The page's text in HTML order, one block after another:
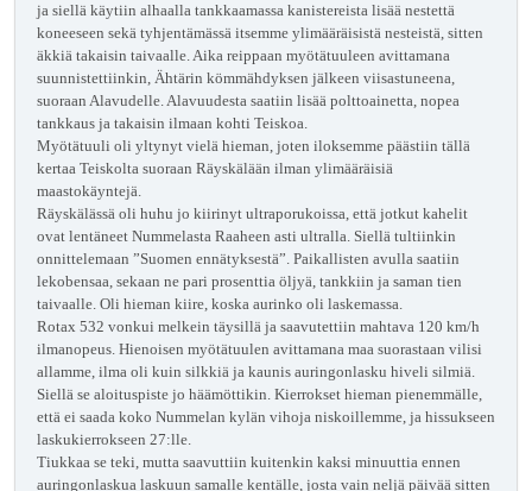
ja siellä käytiin alhaalla tankkaamassa kanistereista lisää nestettä
koneeseen sekä tyhjentämässä itsemme ylimääräisistä nesteistä, sitten
äkkiä takaisin taivaalle. Aika reippaan myötätuuleen avittamana
suunnistettiinkin, Ähtärin kömmähdyksen jälkeen viisastuneena,
suoraan Alavudelle. Alavuudesta saatiin lisää polttoainetta, nopea
tankkaus ja takaisin ilmaan kohti Teiskoa.
Myötätuuli oli yltynyt vielä hieman, joten iloksemme päästiin tällä
kertaa Teiskolta suoraan Räyskälään ilman ylimääräisiä
maastokäyntejä.
Räyskälässä oli huhu jo kiirinyt ultraporukoissa, että jotkut kahelit
ovat lentäneet Nummelasta Raaheen asti ultralla. Siellä tultiinkin
onnittelemaan ”Suomen ennätyksestä”. Paikallisten avulla saatiin
lekobensaa, sekaan ne pari prosenttia öljyä, tankkiin ja saman tien
taivaalle. Oli hieman kiire, koska aurinko oli laskemassa.
Rotax 532 vonkui melkein täysillä ja saavutettiin mahtava 120 km/h
ilmanopeus. Hienoisen myötätuulen avittamana maa suorastaan vilisi
allamme, ilma oli kuin silkkiä ja kaunis auringonlasku hiveli silmiä.
Siellä se aloituspiste jo häämöttikin. Kierrokset hieman pienemmälle,
että ei saada koko Nummelan kylän vihoja niskoillemme, ja hissukseen
laskukierrokseen 27:lle.
Tiukkaa se teki, mutta saavuttiin kuitenkin kaksi minuuttia ennen
auringonlaskua laskuun samalle kentälle, josta vain neljä päivää sitten